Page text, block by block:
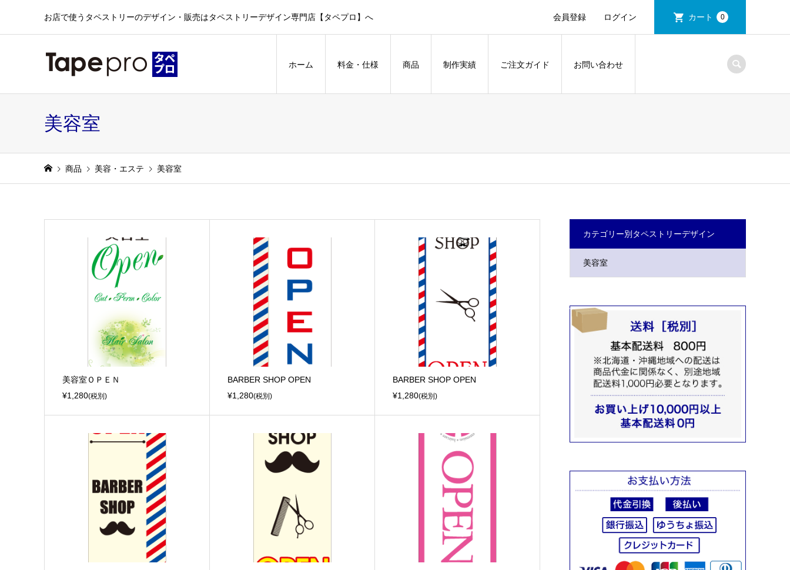
お店で使うタペストリーのデザイン・販売はタペストリーデザイン専門店【タペプロ】へ 会員登録 ログイン カート 0
ホーム 料金・仕様 商品 制作実績 ご注文ガイド お問い合わせ
美容室
商品 美容・エステ 美容室
美容室ＯＰＥＮ
¥1,280(税別)
BARBER SHOP OPEN
¥1,280(税別)
BARBER SHOP OPEN
¥1,280(税別)
カテゴリー別タペストリーデザイン
美容室